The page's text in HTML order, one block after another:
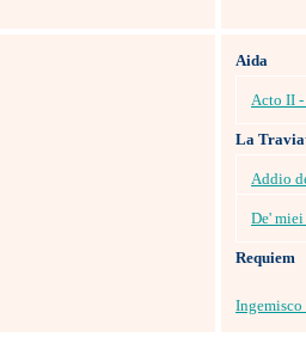
Aida
Acto II -
La
Addio
De'
Requiem
Ingemisco